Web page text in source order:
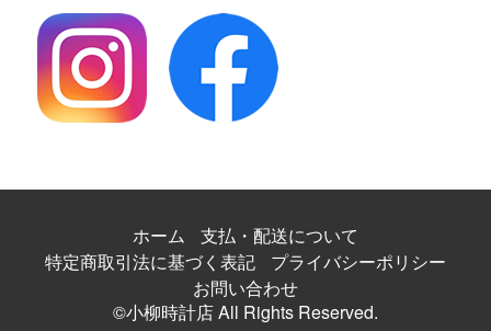
ホーム
支払・配送について
特定商取引法に基づく表記
プライバシーポリシー
お問い合わせ
©小柳時計店 All Rights Reserved.